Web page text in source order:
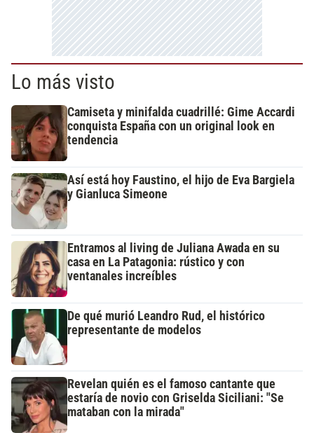
Lo más visto
Camiseta y minifalda cuadrillé: Gime Accardi
conquista España con un original look en
tendencia
Así está hoy Faustino, el hijo de Eva Bargiela
y Gianluca Simeone
Entramos al living de Juliana Awada en su
casa en La Patagonia: rústico y con
ventanales increíbles
De qué murió Leandro Rud, el histórico
representante de modelos
Revelan quién es el famoso cantante que
estaría de novio con Griselda Siciliani: "Se
mataban con la mirada"